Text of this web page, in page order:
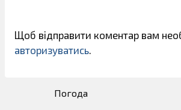
Щоб відправити коментар вам
авторизуватись.
Погода